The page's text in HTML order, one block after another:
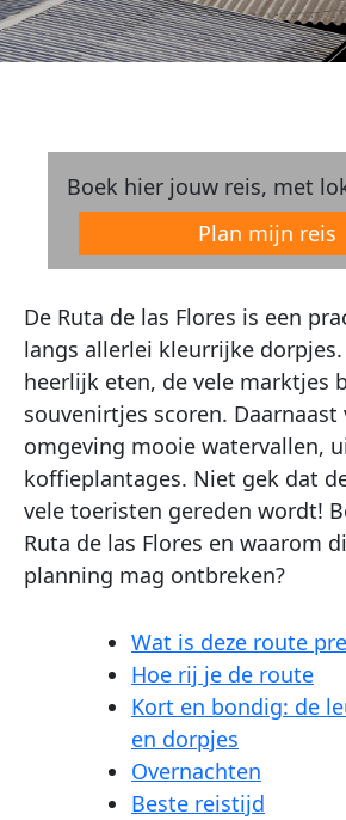
Boek hier jouw reis, met
Plan mijn reis
De Ruta de las Flores is een
langs allerlei kleurrijke
heerlijk eten, de vele marktjes
souvenirtjes scoren.
omgeving mooie watervallen,
koffieplantages. Niet gek dat
vele toeristen gereden wordt!
Ruta de las Flores en waarom
planning mag ontbreken?
Wat is deze route
Hoe rij je de route
Kort en bondig: de
en dorpjes
Overnachten
Beste reistijd